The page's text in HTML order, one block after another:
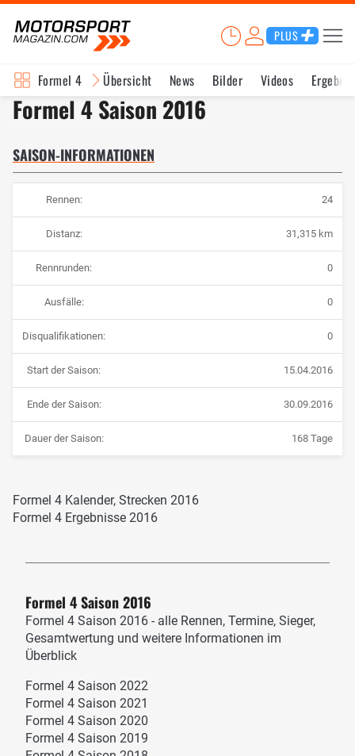
PLUS
Formel 4 Übersicht News Bilder Videos
Formel 4 Saison 2016
SAISON-INFORMATIONEN
Rennen: 24
Distanz: 31,315 km
Rennrunden: 0
Ausfälle: 0
Disqualifikationen: 0
Start der Saison: 15.04.2016
Ende der Saison: 30.09.2016
Dauer der Saison: 168 Tage
Formel 4 Kalender, Strecken 2016
Formel 4 Ergebnisse 2016
Formel 4 Saison 2016
Formel 4 Saison 2016 - alle Rennen, Termine, Sieger,
Gesamtwertung und weitere Informationen im
Überblick
Formel 4 Saison 2022
Formel 4 Saison 2021
Formel 4 Saison 2020
Formel 4 Saison 2019